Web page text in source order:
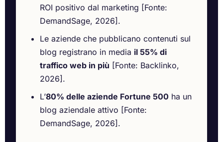
ROI positivo dal marketing [Fonte:
DemandSage, 2026].
Le aziende che pubblicano contenuti sul
blog registrano in media il 55% di
traffico web in più [Fonte: Backlinko,
2026].
L’80% delle aziende Fortune 500 ha un
blog aziendale attivo [Fonte:
DemandSage, 2026].